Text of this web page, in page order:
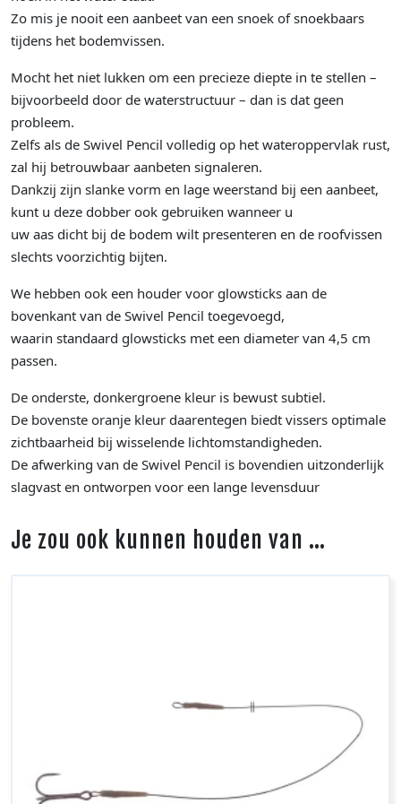
Zo mis je nooit een aanbeet van een snoek of snoekbaars
tijdens het bodemvissen.
Mocht het niet lukken om een ​​precieze diepte in te stellen –
bijvoorbeeld door de waterstructuur – dan is dat geen
probleem.
Zelfs als de Swivel Pencil volledig op het wateroppervlak rust,
zal hij betrouwbaar aanbeten signaleren.
Dankzij zijn slanke vorm en lage weerstand bij een aanbeet,
kunt u deze dobber ook gebruiken wanneer u
uw aas dicht bij de bodem wilt presenteren en de roofvissen
slechts voorzichtig bijten.
We hebben ook een houder voor glowsticks aan de
bovenkant van de Swivel Pencil toegevoegd,
waarin standaard glowsticks met een diameter van 4,5 cm
passen.
De onderste, donkergroene kleur is bewust subtiel.
De bovenste oranje kleur daarentegen biedt vissers optimale
zichtbaarheid bij wisselende lichtomstandigheden.
De afwerking van de Swivel Pencil is bovendien uitzonderlijk
slagvast en ontworpen voor een lange levensduur
Je zou ook kunnen houden van …